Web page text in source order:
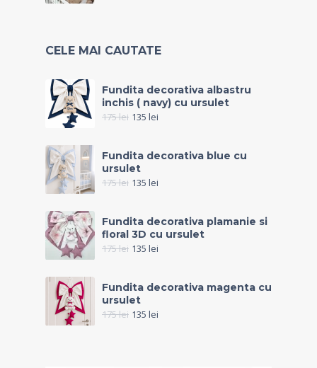
CELE MAI CAUTATE
Fundita decorativa albastru
inchis ( navy) cu ursulet
175lei 135 lei
Fundita decorativa blue cu
ursulet
175lei 135 lei
Fundita decorativa plamanie si
floral 3D cu ursulet
175lei 135 lei
Fundita decorativa magenta cu
ursulet
175lei 135 lei